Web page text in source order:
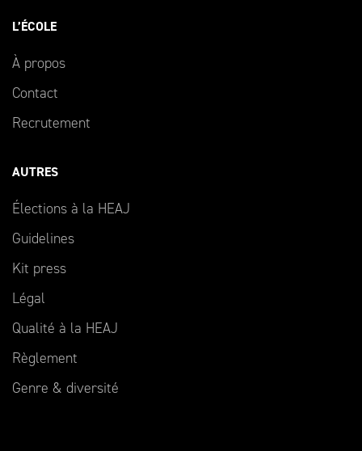
L’ÉCOLE
À propos
Contact
Recrutement
AUTRES
Élections à la HEAJ
Guidelines
Kit press
Légal
Qualité à la HEAJ
Règlement
Genre & diversité